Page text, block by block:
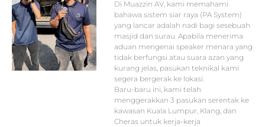
Di Muazzin AV, kami memahami
bahawa sistem siar raya (PA System)
yang lancar adalah nadi bagi sesebuah
masjid dan surau. Apabila menerima
aduan mengenai speaker menara yang
tidak berfungsi atau suara azan yang
kurang jelas, pasukan teknikal kami
segera bergerak ke lokasi.
Baru-baru ini, kami telah
menggerakkan 3 pasukan serentak ke
kawasan Kuala Lumpur, Klang, dan
Cheras untuk kerja-kerja